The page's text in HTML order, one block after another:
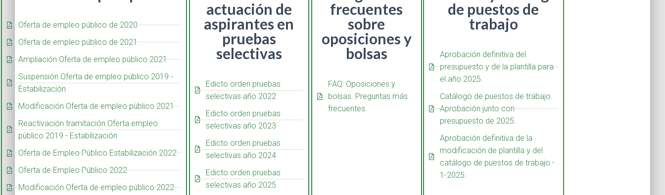
Oferta de empleo público de 2020.
Oferta de empleo público de 2021.
Ampliación Oferta de empleo público 2021
Suspensión Oferta de empleo público 2019 -
Estabilización
Modificación Oferta de empleo público 2021
Reactivación tramitación Oferta empleo
público 2019 - Estabilización
Oferta de Empleo Público Estabilización 2022
Oferta de Empleo Público 2022
Modificación Oferta de empleo público 2022
actuación de
aspirantes en
pruebas
selectivas
Edicto orden pruebas
selectivas año 2022
Edicto orden pruebas
selectivas año 2023
Edicto orden pruebas
selectivas año 2024
Edicto orden pruebas
selectivas año 2025
frecuentes
sobre
oposiciones y
bolsas
FAQ: Oposiciones y
bolsas. Preguntas más
frecuentes.
de puestos de
trabajo
Aprobación definitiva del
presupuesto y de la plantilla para
el año 2025.
Catálogo de puestos de trabajo.
Aprobación junto con
presupuesto de 2025.
Aprobación definitiva de la
modificación de plantilla y del
catálogo de puestos de trabajo -
1-2025.